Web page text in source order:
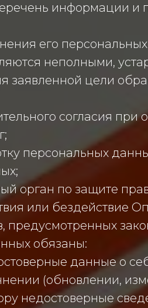
информации и
его
неполными,
заявленной цели
согласия
персональных
орган по защите
или бездействие
предусмотренных
обязаны:
данные о
(обновлении,
недостоверные